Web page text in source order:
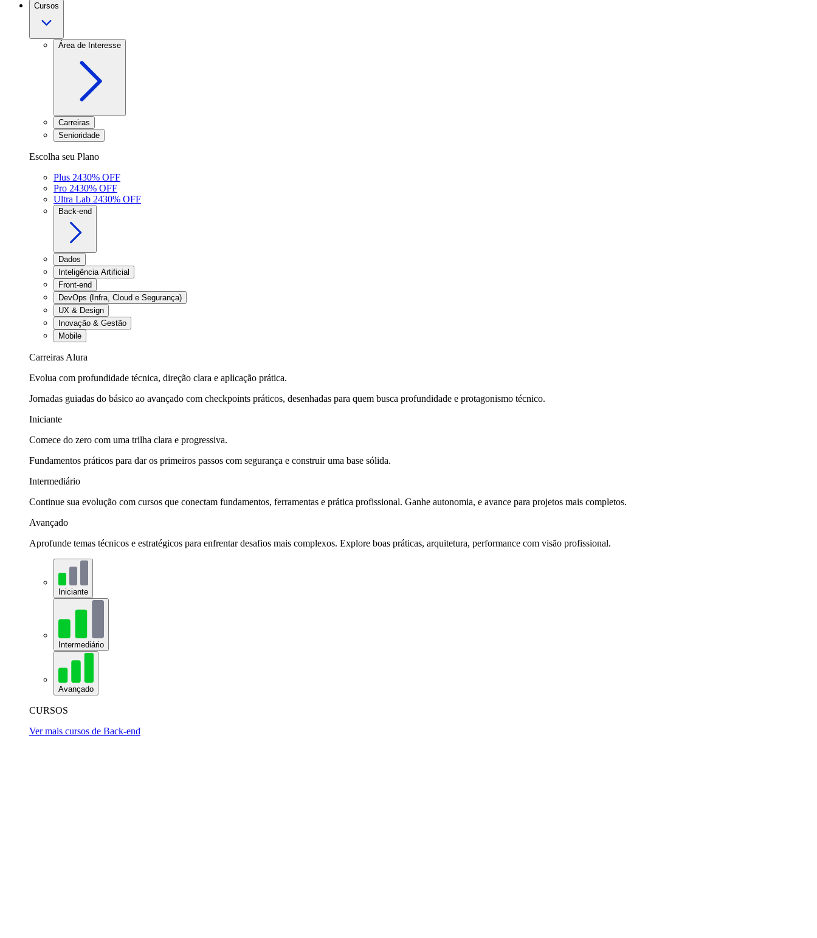
Cursos
Área de Interesse
Carreiras
Senioridade
Escolha seu Plano
Plus 2430% OFF
Pro 2430% OFF
Ultra Lab 2430% OFF
Back-end
Dados
Inteligência Artificial
Front-end
DevOps (Infra, Cloud e Segurança)
UX & Design
Inovação & Gestão
Mobile
Carreiras Alura
Evolua com profundidade técnica, direção clara e aplicação prática.
Jornadas guiadas do básico ao avançado com checkpoints práticos, desenhadas para quem busca profundidade e protagonismo técnico.
Iniciante
Comece do zero com uma trilha clara e progressiva.
Fundamentos práticos para dar os primeiros passos com segurança e construir uma base sólida.
Intermediário
Continue sua evolução com cursos que conectam fundamentos, ferramentas e prática profissional. Ganhe autonomia, e avance para projetos mais completos.
Avançado
Aprofunde temas técnicos e estratégicos para enfrentar desafios mais complexos. Explore boas práticas, arquitetura, performance com visão profissional.
Iniciante
Intermediário
Avançado
CURSOS
Ver mais cursos de Back-end